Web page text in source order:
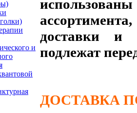
и
доставки и
подлежат
ДОСТАВКА